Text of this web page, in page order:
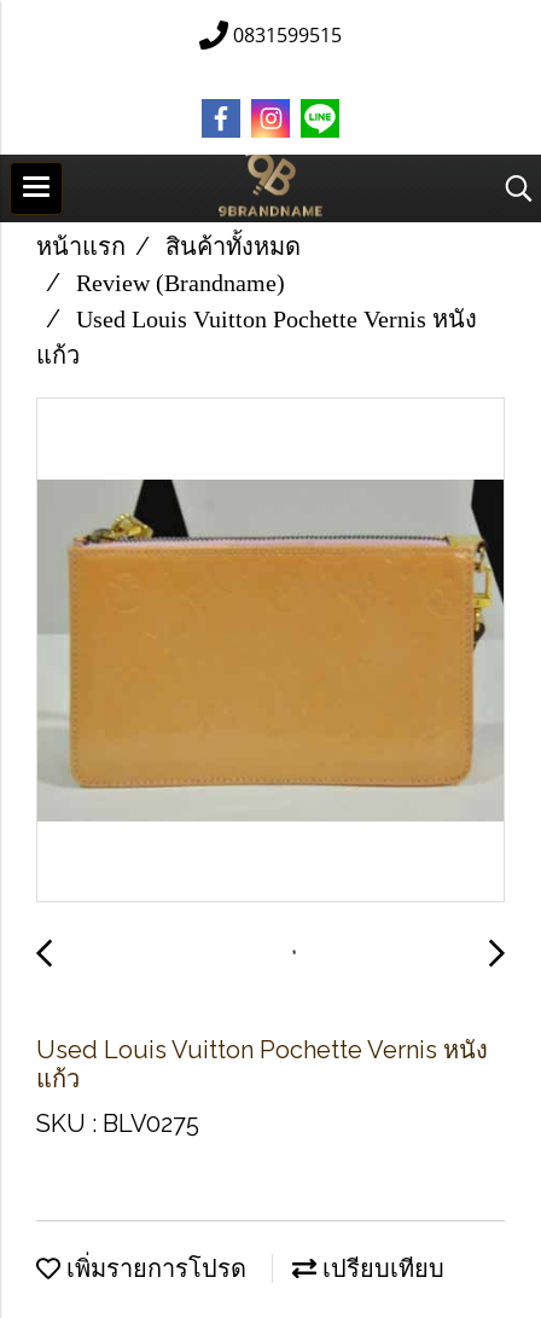
0831599515
หน้าแรก
สินค้าทั้งหมด
Review (Brandname)
Used Louis Vuitton Pochette Vernis หนัง
แก้ว
Used Louis Vuitton Pochette Vernis หนัง
แก้ว
SKU : BLV0275
เพิ่มรายการโปรด เปรียบเทียบ